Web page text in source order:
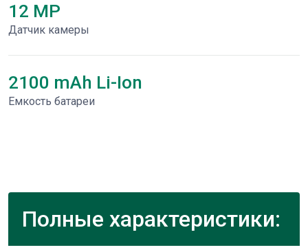
12 MP
Датчик камеры
2100 mAh Li-Ion
Емкость батареи
Полные характеристики: